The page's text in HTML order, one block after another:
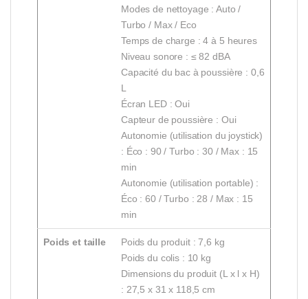
Modes de nettoyage : Auto /
Turbo / Max / Eco
Temps de charge : 4 à 5 heures
Niveau sonore : ≤ 82 dBA
Capacité du bac à poussière : 0,6
L
Écran LED : Oui
Capteur de poussière : Oui
Autonomie (utilisation du joystick)
: Éco : 90 / Turbo : 30 / Max : 15
min
Autonomie (utilisation portable) :
Éco : 60 / Turbo : 28 / Max : 15
min
Poids et taille
Poids du produit : 7,6 kg
Poids du colis : 10 kg
Dimensions du produit (L x l x H)
: 27,5 x 31 x 118,5 cm